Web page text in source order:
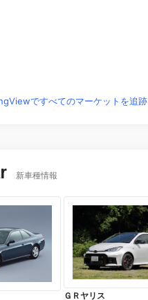
ですべてのマーケットを追跡
新車種情報
ＧＲヤリス